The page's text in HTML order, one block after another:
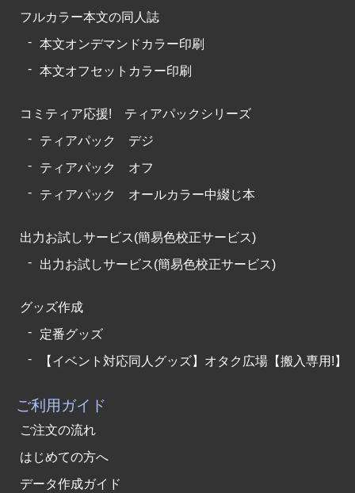
フルカラー本文の同人誌
本文オンデマンドカラー印刷
本文オフセットカラー印刷
コミティア応援! ティアパックシリーズ
ティアパック デジ
ティアパック オフ
ティアパック オールカラー中綴じ本
出力お試しサービス(簡易色校正サービス)
出力お試しサービス(簡易色校正サービス)
グッズ作成
定番グッズ
【イベント対応同人グッズ】オタク広場【搬入専用!】
ご利用ガイド
ご注文の流れ
はじめての方へ
データ作成ガイド